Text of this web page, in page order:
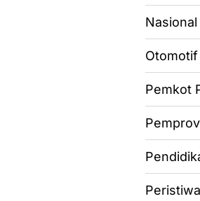
Nasional
Otomotif
Pemkot
Peristiwa